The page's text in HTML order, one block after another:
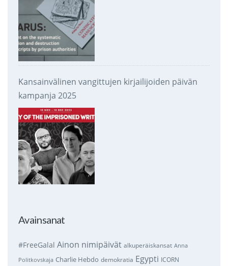
Kansainvälinen vangittujen kirjailijoiden päivän
kampanja 2025
Avainsanat
#FreeGalal Ainon nimipäivät alkuperäiskansat Anna
Politkovskaja Charlie Hebdo demokratia Egypti ICORN